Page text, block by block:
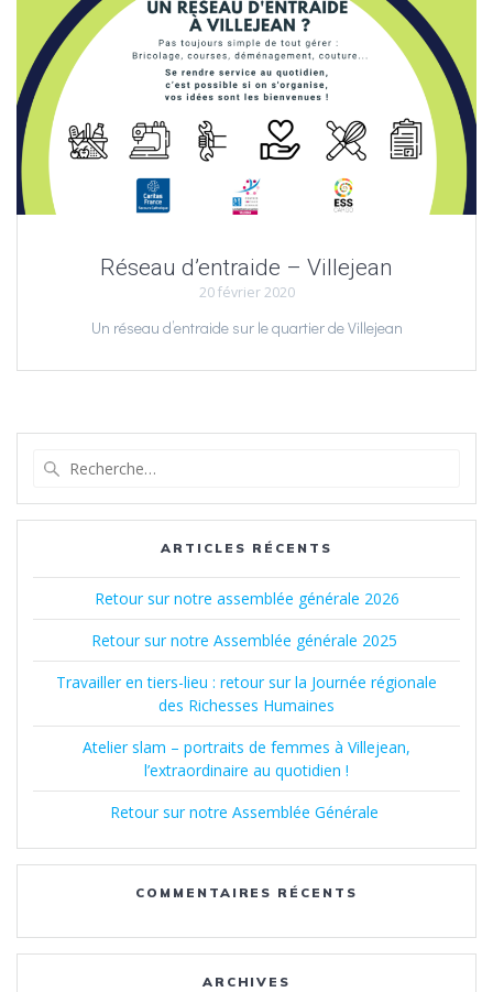
Réseau d’entraide – Villejean
20 février 2020
Un réseau d’entraide sur le quartier de Villejean
:
ARTICLES RÉCENTS
Retour sur notre assemblée générale 2026
Retour sur notre Assemblée générale 2025
Travailler en tiers-lieu : retour sur la Journée régionale
des Richesses Humaines
Atelier slam – portraits de femmes à Villejean,
l’extraordinaire au quotidien !
Retour sur notre Assemblée Générale
COMMENTAIRES RÉCENTS
ARCHIVES